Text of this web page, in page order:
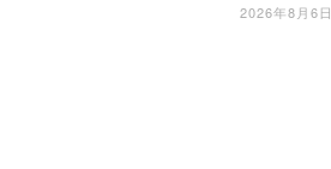
2026年8月6日